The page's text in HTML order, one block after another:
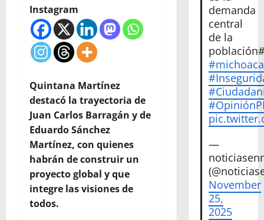
Instagram
Quintana Martínez
destacó la trayectoria de
Juan Carlos Barragán y de
Eduardo Sánchez
Martínez, con quienes
habrán de construir un
proyecto global y que
integre las visiones de
todos.
demanda
central
de la
—
November
25,
2025